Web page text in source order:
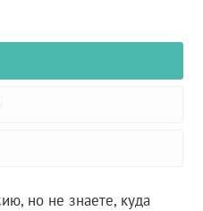
но не знаете, куда